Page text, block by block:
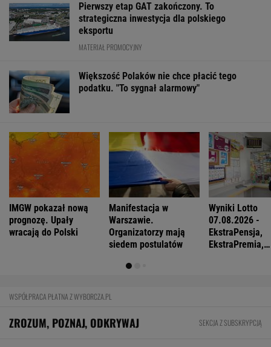
Pierwszy etap GAT zakończony. To
strategiczna inwestycja dla polskiego
eksportu
MATERIAŁ PROMOCYJNY
Większość Polaków nie chce płacić tego
podatku. "To sygnał alarmowy"
IMGW pokazał nową
prognozę. Upały
wracają do Polski
Manifestacja w
Warszawie.
Organizatorzy mają
siedem postulatów
Wyniki Lotto
07.08.2026 -
EkstraPensja,
EkstraPremia,
WSPÓŁPRACA PŁATNA Z WYBORCZA.PL
ZROZUM, POZNAJ, ODKRYWAJ SEKCJA Z SUBSKRYPCJĄ